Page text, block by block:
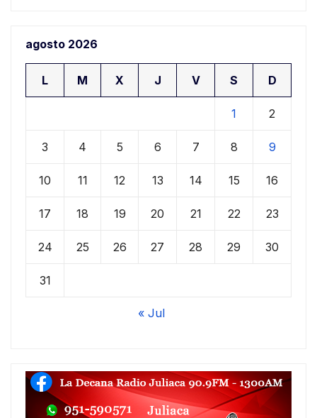
agosto 2026
L M X J V S D
1 2
3 4 5 6 7 8 9
10 11 12 13 14 15 16
17 18 19 20 21 22 23
24 25 26 27 28 29 30
31
« Jul